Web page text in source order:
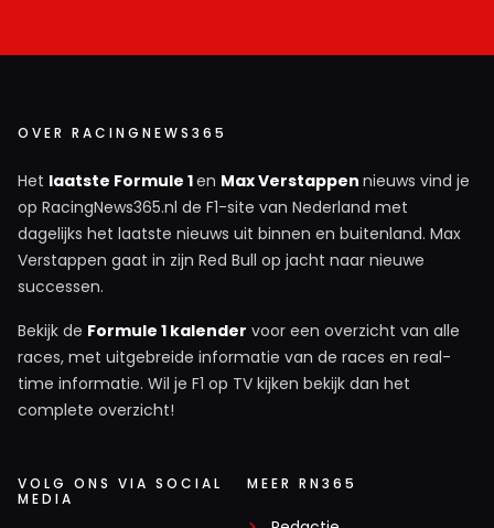
OVER RACINGNEWS365
Het laatste Formule 1en Max Verstappen nieuws vind je
op RacingNews365.nl de F1-site van Nederland met
dagelijks het laatste nieuws uit binnen en buitenland. Max
Verstappen gaat in zijn Red Bull op jacht naar nieuwe
successen.
Bekijk de Formule 1 kalender voor een overzicht van alle
races, met uitgebreide informatie van de races en real-
time informatie. Wil je F1 op TV kijken bekijk dan het
complete overzicht!
VOLG ONS VIA SOCIAL
MEDIA
MEER RN365